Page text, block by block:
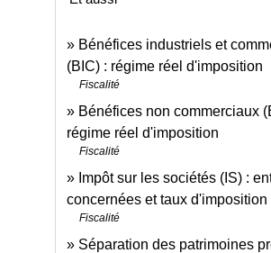
Bénéfices industriels et
(BIC) : régime réel d'imposition
Fiscalité
Bénéfices non commerciaux
régime réel d'imposition
Fiscalité
Impôt sur les sociétés (IS) :
concernées et taux d'imposition
Fiscalité
Séparation des patrimoines